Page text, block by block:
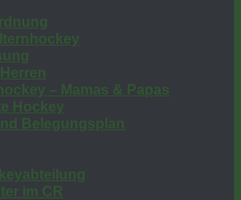
Herren
– Mamas & Papas
Hockey
Belegungsplan
im CR